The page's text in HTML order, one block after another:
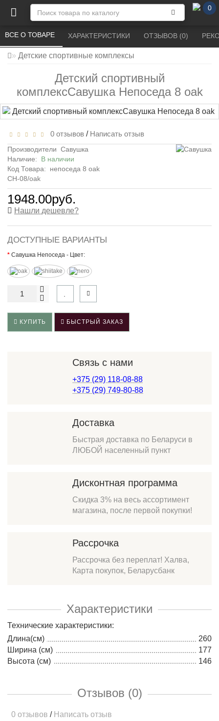
0
Детские спортивные комплексы
Детский спортивный
комплексСавушка Непоседа 8 oak
ВСЕ О ТОВАРЕ ХАРАКТЕРИСТИКИ ОТЗЫВОВ (0)
0 отзывов / Написать отзыв
Производители Савушка
Наличие: В наличии
Код Товара:
непоседа 8 oak
СН-08/oak
1948.00руб.
Нашли дешевле?
ДОСТУПНЫЕ ВАРИАНТЫ
Савушка Непоседа - Цвет:
КУПИТЬ БЫСТРЫЙ ЗАКАЗ
Связь с нами
+375 (29) 118-08-88
+375 (29) 749-80-88
Доставка
Быстрая доставка по Беларуси в
ЛЮБОЙ населенный пункт
Дисконтная программа
Скидка 3% на весь ассортимент
магазина, после первой покупки!
Рассрочка
Рассрочка без переплат! Халва,
Карта покупок, Беларусбанк
Характеристики
Технические характеристики:
Длина(см)
260
Ширина (см)
177
Высота (см)
146
Отзывов (0)
0 отзывов / Написать отзыв